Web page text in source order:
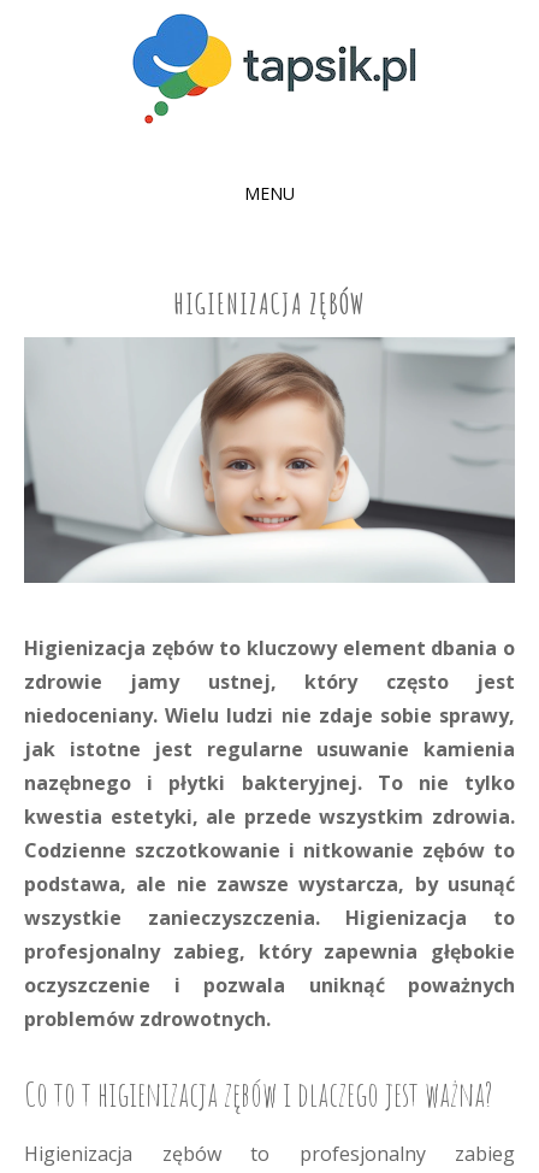
MENU
HIGIENIZACJA ZĘBÓW
Higienizacja zębów to kluczowy element dbania o
zdrowie jamy ustnej, który często jest
niedoceniany. Wielu ludzi nie zdaje sobie sprawy,
jak istotne jest regularne usuwanie kamienia
nazębnego i płytki bakteryjnej. To nie tylko
kwestia estetyki, ale przede wszystkim zdrowia.
Codzienne szczotkowanie i nitkowanie zębów to
podstawa, ale nie zawsze wystarcza, by usunąć
wszystkie zanieczyszczenia. Higienizacja to
profesjonalny zabieg, który zapewnia głębokie
oczyszczenie i pozwala uniknąć poważnych
problemów zdrowotnych.
Co to t higienizacja zębów i dlaczego jest ważna?
Higienizacja zębów to profesjonalny zabieg